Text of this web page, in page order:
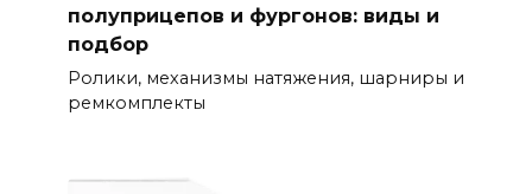
полуприцепов и фургонов: виды и
подбор
Ролики, механизмы натяжения, шарниры и
ремкомплекты